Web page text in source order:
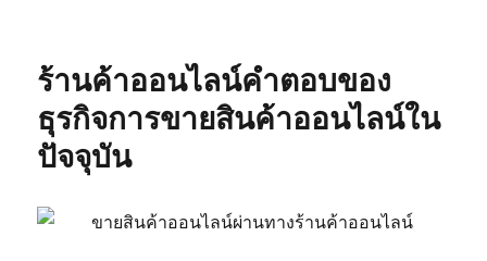
ร้านค้าออนไลน์คำตอบของ
ธุรกิจการขายสินค้าออนไลน์ใน
ปัจจุบัน